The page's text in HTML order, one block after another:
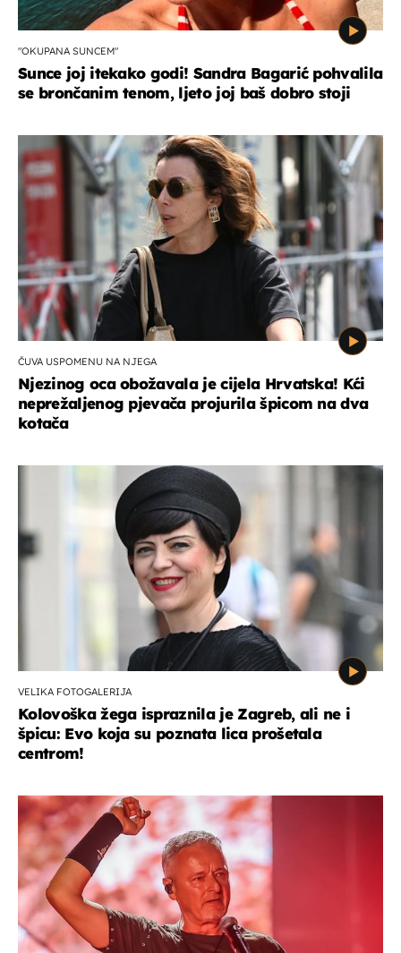
"OKUPANA SUNCEM"
Sunce joj itekako godi! Sandra Bagarić pohvalila
se brončanim tenom, ljeto joj baš dobro stoji
ČUVA USPOMENU NA NJEGA
Njezinog oca obožavala je cijela Hrvatska! Kći
neprežaljenog pjevača projurila špicom na dva
kotača
VELIKA FOTOGALERIJA
Kolovoška žega ispraznila je Zagreb, ali ne i
špicu: Evo koja su poznata lica prošetala
centrom!